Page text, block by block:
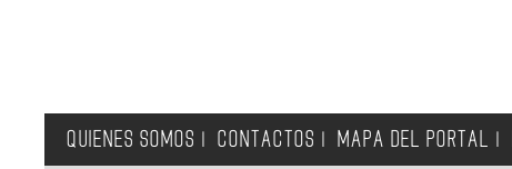
QUIENES SOMOS CONTACTOS MAPA DEL PORTAL